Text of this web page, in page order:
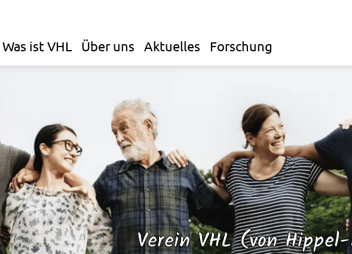
Was ist VHL Über uns Aktuelles Forschung
Verein VHL (von